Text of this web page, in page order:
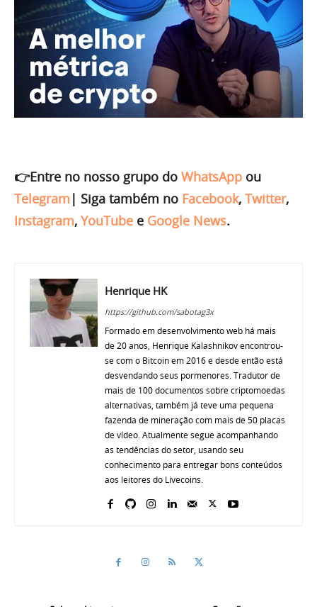
👉Entre no nosso grupo do WhatsApp ou
Telegram | Siga também no Facebook, Twitter,
Instagram, YouTube e Google News.
Henrique HK
https://github.com/sabotag3x
Formado em desenvolvimento web há mais
de 20 anos, Henrique Kalashnikov encontrou-
se com o Bitcoin em 2016 e desde então está
desvendando seus pormenores. Tradutor de
mais de 100 documentos sobre criptomoedas
alternativas, também já teve uma pequena
fazenda de mineração com mais de 50 placas
de vídeo. Atualmente segue acompanhando
as tendências do setor, usando seu
conhecimento para entregar bons conteúdos
aos leitores do Livecoins.